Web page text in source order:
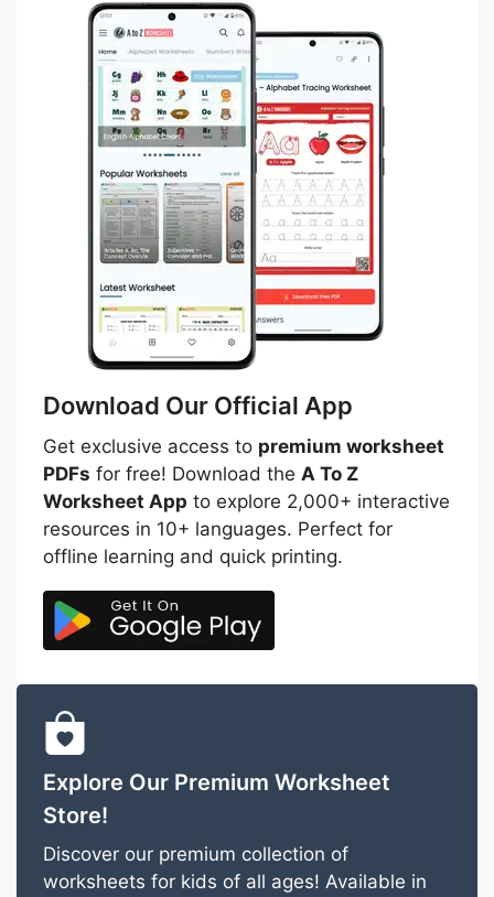
Download Our Official App
Get exclusive access to premium worksheet
PDFs for free! Download the A To Z
Worksheet App to explore 2,000+ interactive
resources in 10+ languages. Perfect for
offline learning and quick printing.
Explore Our Premium Worksheet
Store!
Discover our premium collection of
worksheets for kids of all ages! Available in